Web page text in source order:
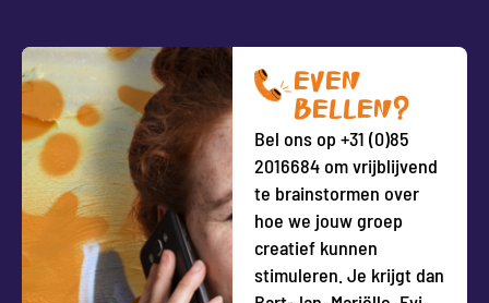
EVEN
BELLEN?
Bel ons op +31 (0)85
2016684 om vrijblijvend
te brainstormen over
hoe we jouw groep
creatief kunnen
stimuleren. Je krijgt dan